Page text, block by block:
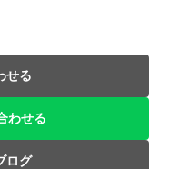
せる
わせる
ログ